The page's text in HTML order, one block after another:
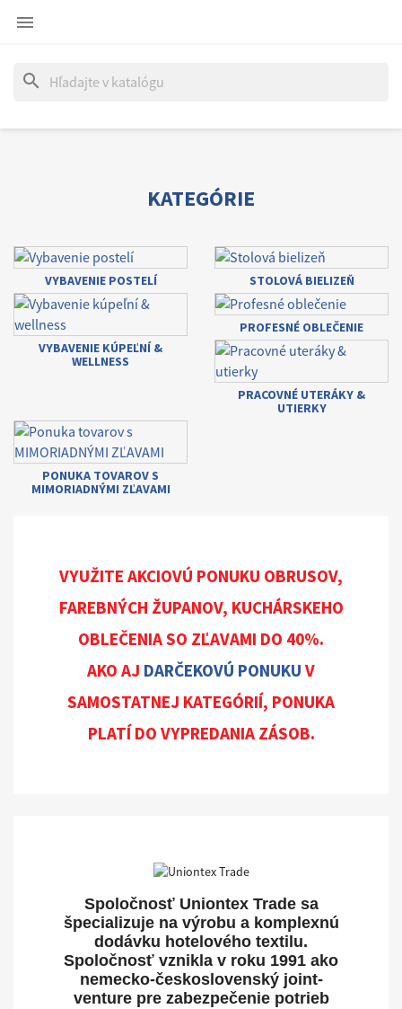

search
KATEGÓRIE
VYBAVENIE POSTELÍ STOLOVÁ BIELIZEŇ
VYBAVENIE KÚPEĽNÍ &
WELLNESS
PROFESNÉ OBLEČENIE
PRACOVNÉ UTERÁKY &
UTIERKY
PONUKA TOVAROV S
MIMORIADNÝMI ZĽAVAMI
VYUŽITE AKCIOVÚ PONUKU OBRUSOV,
FAREBNÝCH ŽUPANOV, KUCHÁRSKEHO
OBLEČENIA SO ZĽAVAMI DO 40%.
AKO AJ DARČEKOVÚ PONUKU V
SAMOSTATNEJ KATEGÓRIÍ, PONUKA
PLATÍ DO VYPREDANIA ZÁSOB.
Spoločnosť Uniontex Trade sa
špecializuje na výrobu a komplexnú
dodávku hotelového textilu.
Spoločnosť vznikla v roku 1991 ako
nemecko-československý joint-
venture pre zabezpečenie potrieb